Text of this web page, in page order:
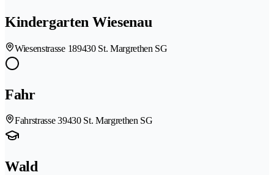
Kindergarten Wiesenau
Wiesenstrasse 189430 St. Margrethen SG
Fahr
Fahrstrasse 39430 St. Margrethen SG
Wald